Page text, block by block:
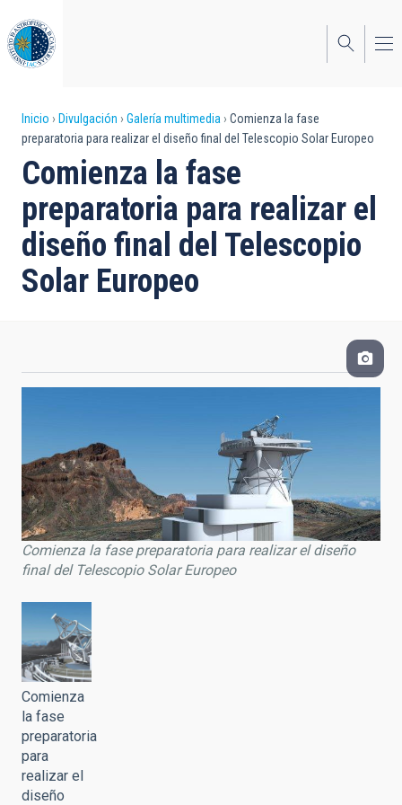
al
contenido
principal
Sobrescribir
enlaces
de
ayuda
a
la
Inicio Divulgación Galería multimedia
Comienza la fase
preparatoria para realizar el diseño final del Telescopio Solar Europeo
Comienza la fase
preparatoria para realizar el
diseño final del Telescopio
Solar Europeo
Comienza la fase preparatoria para realizar el diseño
final del Telescopio Solar Europeo
Comienza
la fase
preparatoria
para
realizar el
diseño